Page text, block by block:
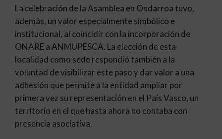
​La celebración de la Asamblea en Ondarroa tuvo,
además, un valor especialmente simbólico e
institucional, al coincidir con la incorporación de
ONARE a ANMUPESCA. La elección de esta
localidad como sede respondió también a la
voluntad de visibilizar este paso y dar valor a una
adhesión que permite a la entidad ampliar por
primera vez su representación en el País Vasco, un
territorio en el que hasta ahora no contaba con
presencia asociativa.